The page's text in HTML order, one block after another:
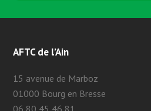
AFTC de l’Ain
15 avenue de Marboz
01000 Bourg en Bresse
06 80 45 46 81